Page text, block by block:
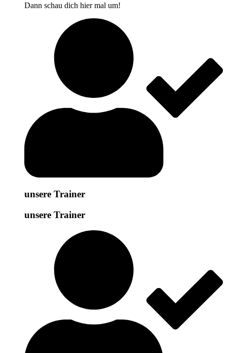
Dann schau dich hier mal um!
unsere Trainer
unsere Trainer